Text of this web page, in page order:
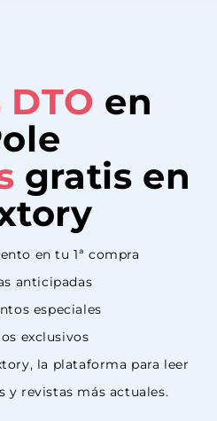
DTO en
gratis en
en tu 1ª compra
anticipadas
especiales
exclusivos
la plataforma para leer
y revistas más actuales.